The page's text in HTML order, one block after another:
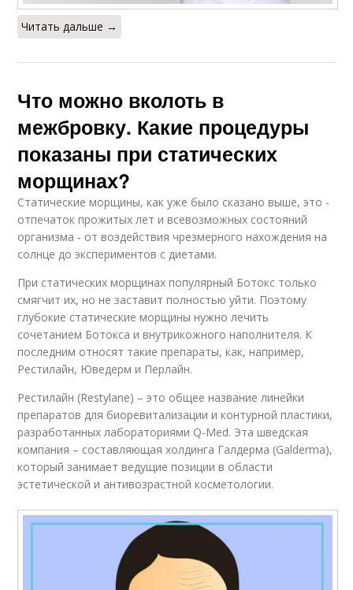
Читать дальше →
Что можно вколоть в
межбровку. Какие процедуры
показаны при статических
морщинах?
Статические морщины, как уже было сказано выше, это -
отпечаток прожитых лет и всевозможных состояний
организма - от воздействия чрезмерного нахождения на
солнце до экспериментов с диетами.
При статических морщинах популярный Ботокс только
смягчит их, но не заставит полностью уйти. Поэтому
глубокие статические морщины нужно лечить
сочетанием Ботокса и внутрикожного наполнителя. К
последним относят такие препараты, как, например,
Рестилайн, Юведерм и Перлайн.
Рестилайн (Restylane) – это общее название линейки
препаратов для биоревитализации и контурной пластики,
разработанных лабораториями Q-Med. Эта шведская
компания – составляющая холдинга Галдерма (Galderma),
который занимает ведущие позиции в области
эстетической и антивозрастной косметологии.